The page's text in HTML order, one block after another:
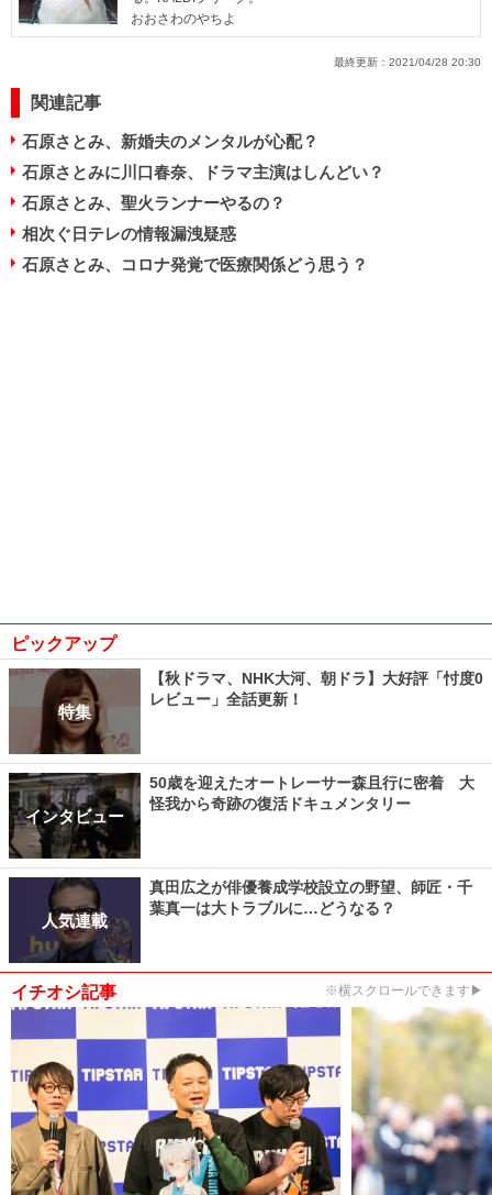
おおさわのやちよ
最終更新： 2021/04/28 20:30
関連記事
石原さとみ、新婚夫のメンタルが心配？
石原さとみに川口春奈、ドラマ主演はしんどい？
石原さとみ、聖火ランナーやるの？
相次ぐ日テレの情報漏洩疑惑
石原さとみ、コロナ発覚で医療関係どう思う？
ピックアップ
特集
【秋ドラマ、NHK大河、朝ドラ】大好評「忖度0
レビュー」全話更新！
インタビュー
50歳を迎えたオートレーサー森且行に密着 大
怪我から奇跡の復活ドキュメンタリー
人気連載
真田広之が俳優養成学校設立の野望、師匠・千
葉真一は大トラブルに…どうなる？
イチオシ記事 ※横スクロールできます▶